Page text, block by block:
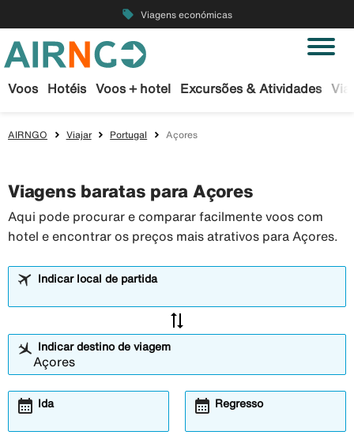
local_offer Viagens económicas
Voos Hotéis Voos + hotel Excursões & Atividades
AIRNGO Viajar Portugal Açores
Viagens baratas para Açores
Aqui pode procurar e comparar facilmente voos com
hotel e encontrar os preços mais atrativos para Açores.
Indicar local de partida
sync_alt
Indicar destino de viagem
Ida
calendar_month Regresso
calendar_month